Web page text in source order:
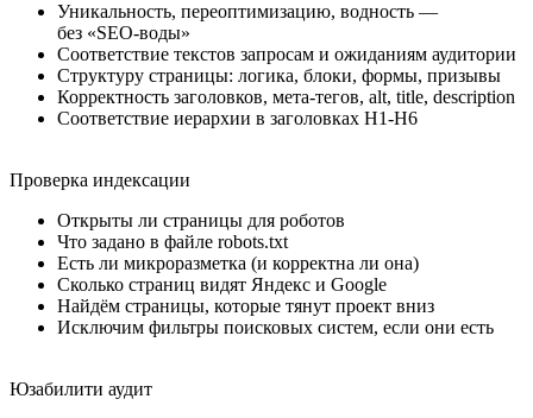
Уникальность, переоптимизацию, водность —
без «SEO-воды»
Соответствие текстов запросам и ожиданиям аудитории
Структуру страницы: логика, блоки, формы, призывы
Корректность заголовков, мета-тегов, alt, title, description
Соответствие иерархии в заголовках H1-H6
Проверка индексации
Открыты ли страницы для роботов
Что задано в файле robots.txt
Есть ли микроразметка (и корректна ли она)
Сколько страниц видят Яндекс и Google
Найдём страницы, которые тянут проект вниз
Исключим фильтры поисковых систем, если они есть
Юзабилити аудит